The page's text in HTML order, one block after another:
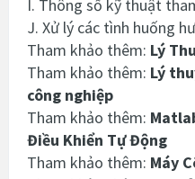
I. Thông số kỹ thuật
J. Xử lý các tình huống
Tham khảo thêm: Lý
Tham khảo thêm: Lý
công nghiệp
Tham khảo thêm:
Điều Khiển Tự Động
Tham khảo thêm: Máy